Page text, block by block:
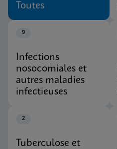
Toutes
9
Infections
nosocomiales et
autres maladies
infectieuses
2
Tuberculose et